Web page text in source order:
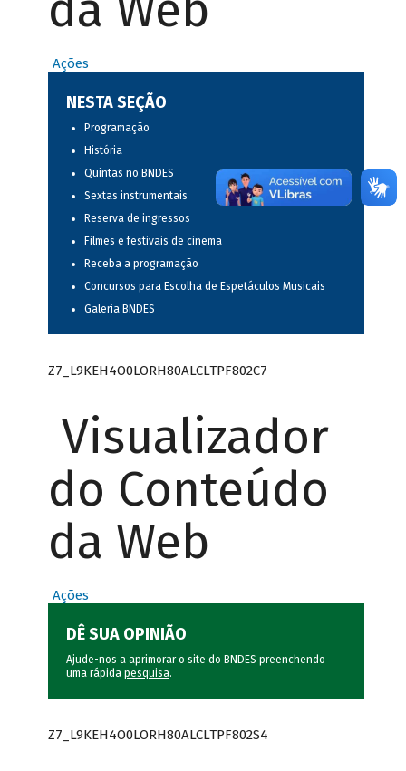
Ações
NESTA SEÇÃO
Programação
História
Quintas no BNDES
Sextas instrumentais
Reserva de ingressos
Filmes e festivais de cinema
Receba a programação
Concursos para Escolha de Espetáculos Musicais
Galeria BNDES
Z7_L9KEH4O0LORH80ALCLTPF802C7
Visualizador
do Conteúdo
da Web
Ações
DÊ SUA OPINIÃO
Ajude-nos a aprimorar o site do BNDES preenchendo
uma rápida pesquisa.
Z7_L9KEH4O0LORH80ALCLTPF802S4